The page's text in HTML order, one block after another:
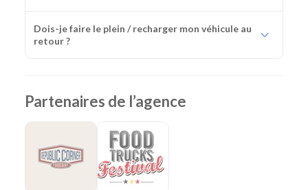
Dois-je faire le plein / recharger mon véhicule au
retour ?
Partenaires de l’agence